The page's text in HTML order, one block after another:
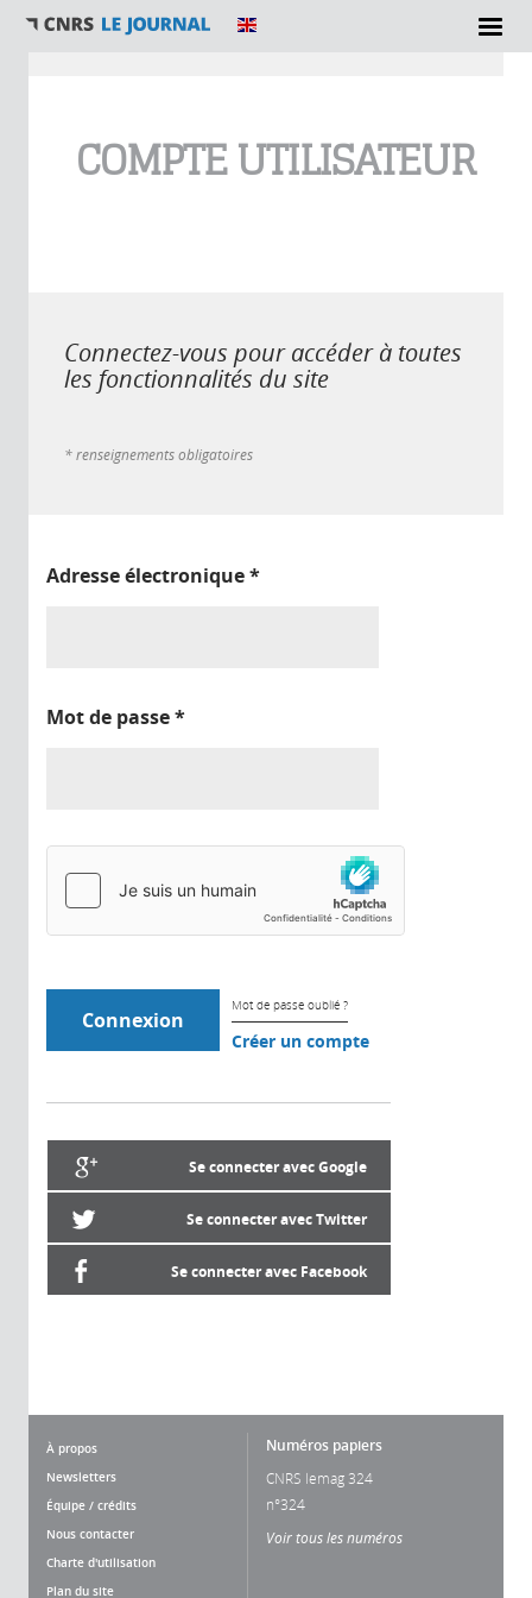
COMPTE UTILISATEUR
Connectez-vous pour accéder à toutes
les fonctionnalités du site
* renseignements obligatoires
Adresse électronique*
Mot de passe*
Mot de passe oublié ?
Créer un compte
Se connecter avec Google
Se connecter avec Twitter
Se connecter avec Facebook
À propos
Newsletters
Équipe / crédits
Nous contacter
Charte d'utilisation
Plan du site
Numéros papiers
CNRS lemag 324
n°324
Voir tous les numéros